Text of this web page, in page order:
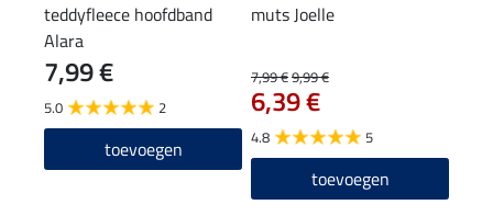
teddyfleece hoofdband
Alara
7,99 €
5.0 2
toevoegen
muts Joelle
7,99 €9,99 €
6,39 €
4.8 5
toevoegen